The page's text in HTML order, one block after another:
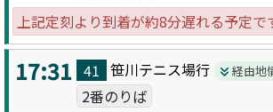
上記定刻より到着が約8分遅れる予定で
17:31 41 笹川テニス場行 経由地
2番のりば